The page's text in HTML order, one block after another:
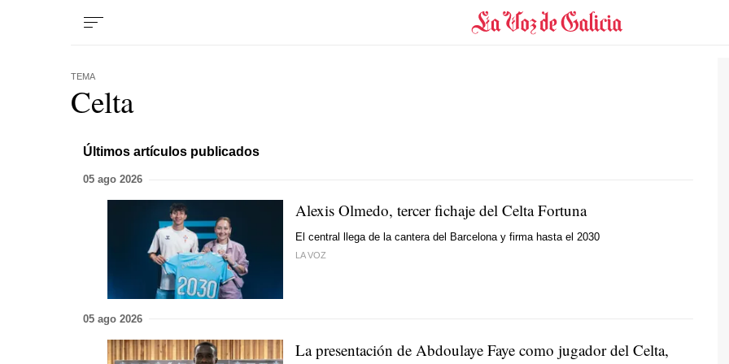
TEMA
Celta
Últimos artículos publicados
05 ago 2026
Alexis Olmedo, tercer fichaje del Celta Fortuna
El central llega de la cantera del Barcelona y firma hasta el 2030
LA VOZ
05 ago 2026
La presentación de Abdoulaye Faye como jugador del Celta,